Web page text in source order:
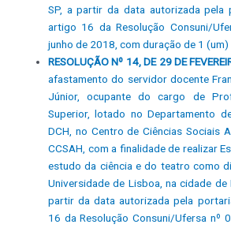
SP, a partir da data autorizada pela
artigo 16 da Resolução Consuni/
junho de 2018, com duração de 1 (um)
RESOLUÇÃO Nº 14, DE 29 DE
afastamento do servidor docente
Júnior, ocupante do cargo de
Superior, lotado no Departamento
DCH, no Centro de Ciências Sociais
CCSAH, com a finalidade de realizar
estudo da ciência e do teatro como
Universidade de Lisboa, na cidade
partir da data autorizada pela
16 da Resolução Consuni/Ufersa nº